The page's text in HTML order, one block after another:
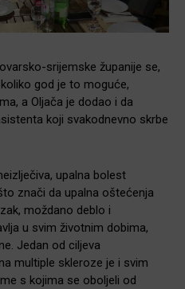
srijemske županije se,
god je to moguće,
a Oljača je dodao i da
koji svakodnevno skrbe
upalna bolest
znači da upalna oštećenja
moždano deblo i
u svim životnim dobima,
Jedan od ciljeva
multiple skleroze je i svim
s kojima se oboljeli od